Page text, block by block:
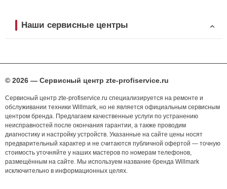
Наши сервисные центры
© 2026 — Сервисный центр zte-profiservice.ru
Сервисный центр zte-profiservice.ru специализируется на ремонте и
обслуживании техники Willmark, но не является официальным сервисным
центром бренда. Предлагаем качественные услуги по устранению
неисправностей после окончания гарантии, а также проводим
диагностику и настройку устройств. Указанные на сайте цены носят
предварительный характер и не считаются публичной офертой — точную
стоимость уточняйте у наших мастеров по номерам телефонов,
размещённым на сайте. Мы используем название бренда Willmark
исключительно в информационных целях.